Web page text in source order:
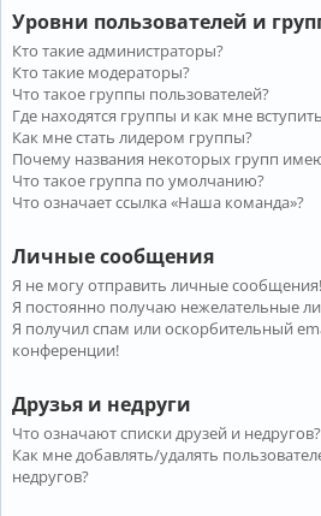
Уровни пользователей и
Кто такие администраторы?
Кто такие модераторы?
Что такое группы пользователей?
Где находятся группы и как мне
Как мне стать лидером группы?
Почему названия некоторых групп
Что такое группа по умолчанию?
Что означает ссылка «Наша команда»?
Личные сообщения
Я не могу отправить личные сообщения!
Я постоянно получаю нежелательные
Я получил спам или оскорбительный
конференции!
Друзья и недруги
Что означают списки друзей и недругов?
Как мне добавлять/удалять
недругов?